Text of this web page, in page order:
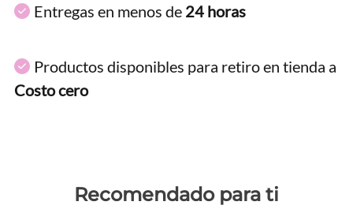
Entregas en menos de 24 horas
Productos disponibles para retiro en tienda a
Costo cero
Recomendado para ti